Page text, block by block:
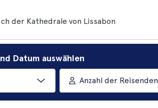
der Kathedrale von Lissabon
Datum auswählen
Anzahl der Reisenden